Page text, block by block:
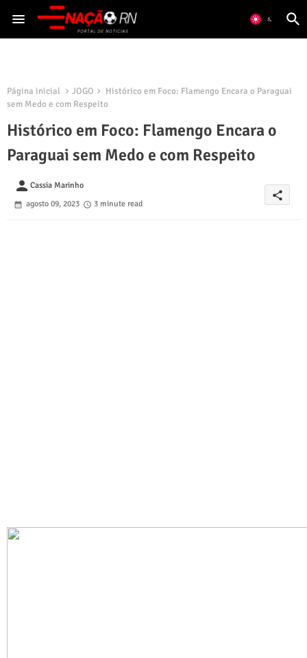
Página inicial JOGO
Histórico em Foco: Flamengo Encara o Paraguai
sem Medo e com Respeito
Histórico em Foco: Flamengo Encara o
Paraguai sem Medo e com Respeito
person Cassia Marinho
agosto 09, 2023
3 minute read
share